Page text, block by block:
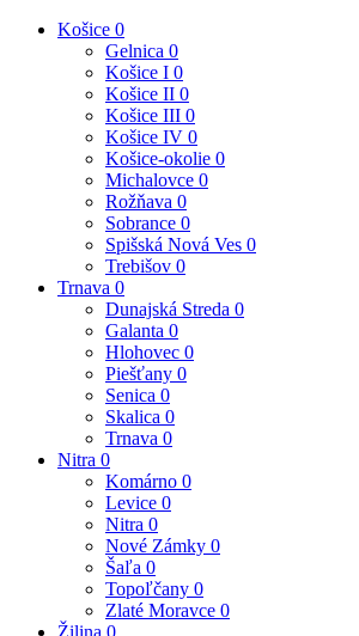
Košice 0
Gelnica 0
Košice I 0
Košice II 0
Košice III 0
Košice IV 0
Košice-okolie 0
Michalovce 0
Rožňava 0
Sobrance 0
Spišská Nová Ves 0
Trebišov 0
Trnava 0
Dunajská Streda 0
Galanta 0
Hlohovec 0
Piešťany 0
Senica 0
Skalica 0
Trnava 0
Nitra 0
Komárno 0
Levice 0
Nitra 0
Nové Zámky 0
Šaľa 0
Topoľčany 0
Zlaté Moravce 0
Žilina 0